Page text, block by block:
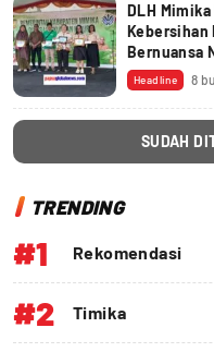
DLH
Kebersihan
Bernuansa
Juara
Headline 8
SUDAH
TRENDING
#1 Rekomendasi
#2 Timika